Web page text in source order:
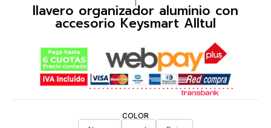
llavero organizador aluminio con
accesorio Keysmart Alltul
COLOR